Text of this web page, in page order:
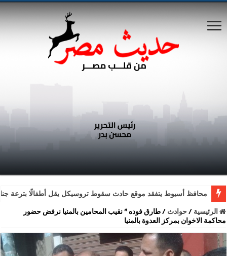
محافظ أسيوط يتفقد موقع حادث سقوط تروسيكل يقل أطفالًا بترعة
الرئيسية /حوادث /طارق فوده ” نقيب المحامين بالمنيا نرفض حضور
محاكمة الاخوان بمركز العدوة بالمنيا